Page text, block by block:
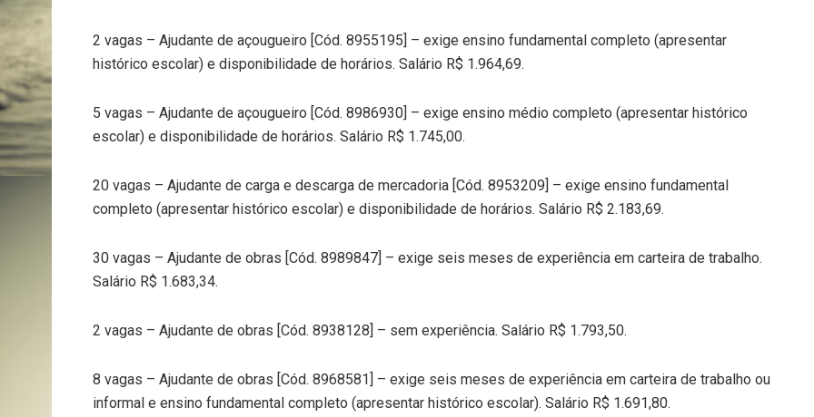
2 vagas – Ajudante de açougueiro [Cód. 8955195] – exige ensino fundamental completo (apresentar
histórico escolar) e disponibilidade de horários. Salário R$ 1.964,69.
5 vagas – Ajudante de açougueiro [Cód. 8986930] – exige ensino médio completo (apresentar histórico
escolar) e disponibilidade de horários. Salário R$ 1.745,00.
20 vagas – Ajudante de carga e descarga de mercadoria [Cód. 8953209] – exige ensino fundamental
completo (apresentar histórico escolar) e disponibilidade de horários. Salário R$ 2.183,69.
30 vagas – Ajudante de obras [Cód. 8989847] – exige seis meses de experiência em carteira de trabalho.
Salário R$ 1.683,34.
2 vagas – Ajudante de obras [Cód. 8938128] – sem experiência. Salário R$ 1.793,50.
8 vagas – Ajudante de obras [Cód. 8968581] – exige seis meses de experiência em carteira de trabalho ou
informal e ensino fundamental completo (apresentar histórico escolar). Salário R$ 1.691,80.